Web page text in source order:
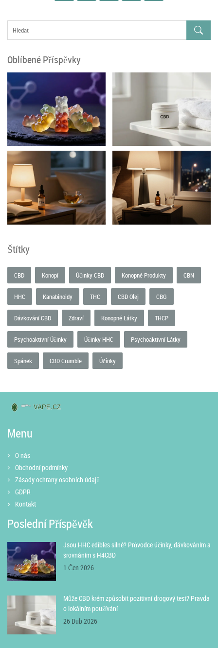
Oblíbené Příspěvky
Štítky
CBD Konopí Účinky CBD Konopné Produkty CBN
HHC Kanabinoidy THC CBD Olej CBG
Dávkování CBD Zdraví Konopné Látky THCP
Psychoaktivní Účinky Účinky HHC Psychoaktivní Látky
Spánek CBD Crumble Účinky
Menu
O nás
Obchodní podmínky
Zásady ochrany osobních údajů
GDPR
Kontakt
Poslední Příspěvěk
Jsou HHC edibles silné? Průvodce účinky, dávkováním a
srovnáním s H4CBD
1 Čen 2026
Může CBD krém způsobit pozitivní drogový test? Pravda
o lokálním používání
26 Dub 2026